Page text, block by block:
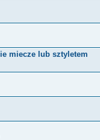
miecze lub sztyletem